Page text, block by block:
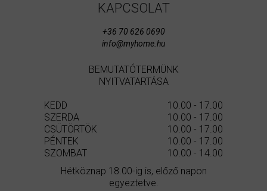
KAPCSOLAT
+36 70 626 0690
info@myhome.hu
BEMUTATÓTERMÜNK
NYITVATARTÁSA
KEDD
10.00 - 17.00
SZERDA
10.00 - 17.00
CSÜTÖRTÖK
10.00 - 17.00
PÉNTEK
10.00 - 17.00
SZOMBAT
10.00 - 14.00
Hétköznap 18.00-ig is, előző napon
egyeztetve.